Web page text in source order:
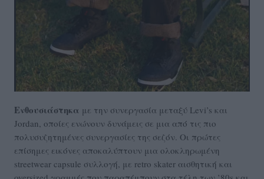
Ενθουσιάστηκα με την συνεργασία μεταξύ Levi’s και
Jordan, οποίες ενώνουν δυνάμεις σε μια από τις πιο
πολυσυζητημένες συνεργασίες της σεζόν. Οι πρώτες
επίσημες εικόνες αποκαλύπτουν μια ολοκληρωμένη
streetwear capsule συλλογή, με retro skater αισθητική και